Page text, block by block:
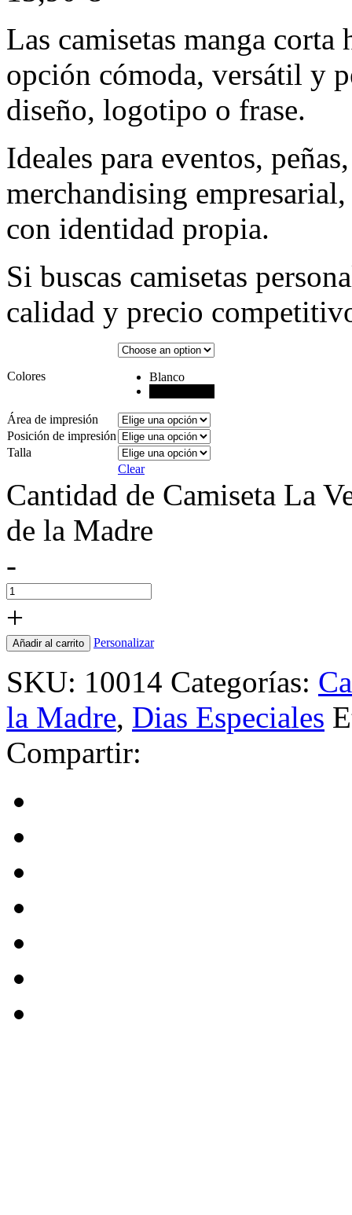
Las camisetas manga
opción cómoda, versátil y
diseño, logotipo o frase.
Ideales para eventos,
merchandising
con identidad propia.
Si buscas camisetas
calidad y precio
Colores
Blanco
Área de impresión
Posición de impresión
Talla
Clear
Cantidad de Camiseta La
de la Madre
-
+
Añadir al carrito Personalizar
SKU: 10014 Categorías:
la Madre, Dias Especiales
Compartir: